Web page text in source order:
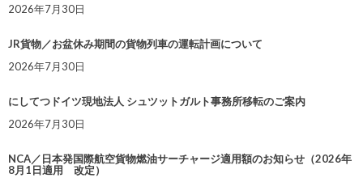
2026年7月30日
JR貨物／お盆休み期間の貨物列車の運転計画について
2026年7月30日
にしてつドイツ現地法人 シュツットガルト事務所移転のご案内
2026年7月30日
NCA／日本発国際航空貨物燃油サーチャージ適用額のお知らせ（2026年
8月1日適用 改定）